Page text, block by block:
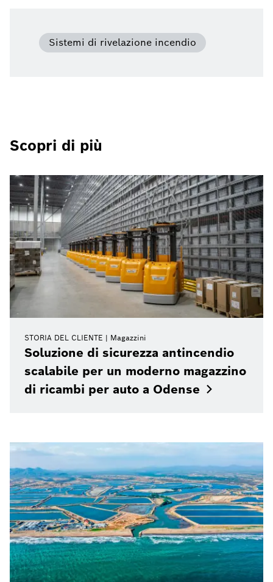
Sistemi di rivelazione incendio
Scopri di più
STORIA DEL CLIENTE Magazzini
Soluzione di sicurezza antincendio
scalabile per un moderno magazzino
di ricambi per auto a Odense